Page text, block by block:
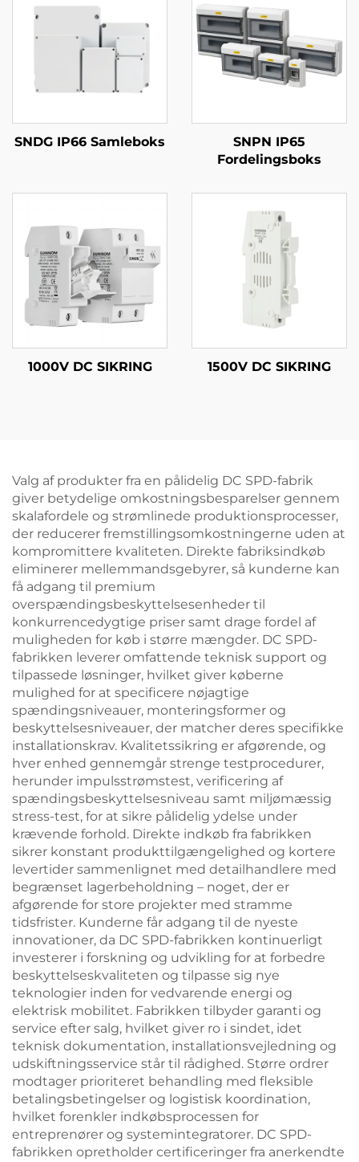
SNDG IP66 Samleboks
SNPN IP65
Fordelingsboks
1000V DC SIKRING 1500V DC SIKRING
Valg af produkter fra en pålidelig DC SPD-fabrik
giver betydelige omkostningsbesparelser gennem
skalafordele og strømlinede produktionsprocesser,
der reducerer fremstillingsomkostningerne uden at
kompromittere kvaliteten. Direkte fabriksindkøb
eliminerer mellemmandsgebyrer, så kunderne kan
få adgang til premium
overspændingsbeskyttelsesenheder til
konkurrencedygtige priser samt drage fordel af
muligheden for køb i større mængder. DC SPD-
fabrikken leverer omfattende teknisk support og
tilpassede løsninger, hvilket giver køberne
mulighed for at specificere nøjagtige
spændingsniveauer, monteringsformer og
beskyttelsesniveauer, der matcher deres specifikke
installationskrav. Kvalitetssikring er afgørende, og
hver enhed gennemgår strenge testprocedurer,
herunder impulsstrømstest, verificering af
spændingsbeskyttelsesniveau samt miljømæssig
stress-test, for at sikre pålidelig ydelse under
krævende forhold. Direkte indkøb fra fabrikken
sikrer konstant produkttilgængelighed og kortere
levertider sammenlignet med detailhandlere med
begrænset lagerbeholdning – noget, der er
afgørende for store projekter med stramme
tidsfrister. Kunderne får adgang til de nyeste
innovationer, da DC SPD-fabrikken kontinuerligt
investerer i forskning og udvikling for at forbedre
beskyttelseskvaliteten og tilpasse sig nye
teknologier inden for vedvarende energi og
elektrisk mobilitet. Fabrikken tilbyder garanti og
service efter salg, hvilket giver ro i sindet, idet
teknisk dokumentation, installationsvejledning og
udskiftningsservice står til rådighed. Større ordrer
modtager prioriteret behandling med fleksible
betalingsbetingelser og logistisk koordination,
hvilket forenkler indkøbsprocessen for
entreprenører og systemintegratorer. DC SPD-
fabrikken opretholder certificeringer fra anerkendte